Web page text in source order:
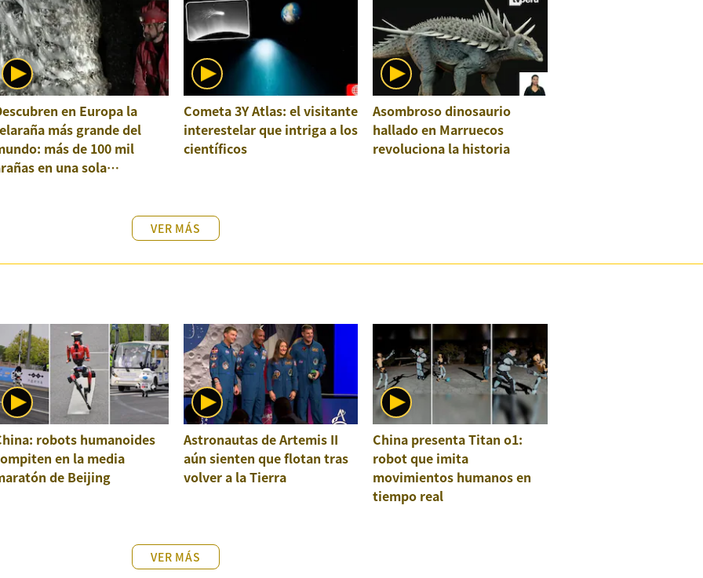
en Europa la
más grande del
más de 100 mil
en una sola
Cometa 3Y Atlas: el visitante
interestelar que intriga a los
científicos
Asombroso dinosaurio
hallado en Marruecos
revoluciona la historia
VER MÁS
robots humanoides
en la media
de Beijing
Astronautas de Artemis II
aún sienten que flotan tras
volver a la Tierra
China presenta Titan o1:
robot que imita
movimientos humanos en
tiempo real
VER MÁS